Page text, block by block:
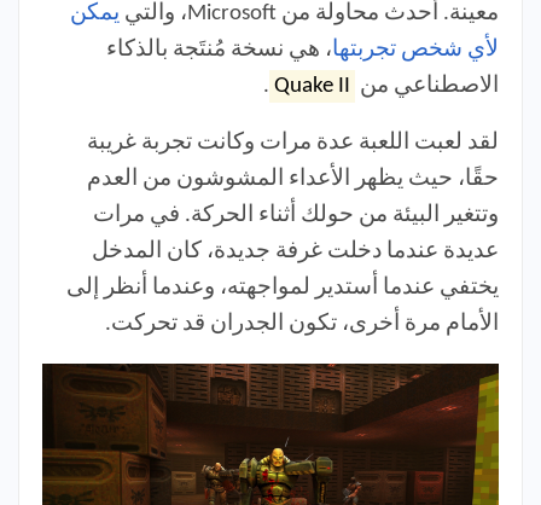
معينة. أحدث محاولة من Microsoft، والتي
يمكن
لأي شخص تجربتها، هي نسخة مُنتَجة بالذكاء
الاصطناعي من Quake II
.
لقد لعبت اللعبة عدة مرات وكانت تجربة غريبة
حقًا، حيث يظهر الأعداء المشوشون من العدم
وتتغير البيئة من حولك أثناء الحركة. في مرات
عديدة عندما دخلت غرفة جديدة، كان المدخل
يختفي عندما أستدير لمواجهته، وعندما أنظر إلى
الأمام مرة أخرى، تكون الجدران قد تحركت.